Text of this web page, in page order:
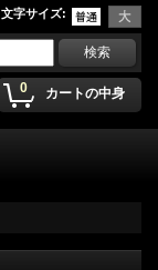
文字サイズ:
0 カートの中身